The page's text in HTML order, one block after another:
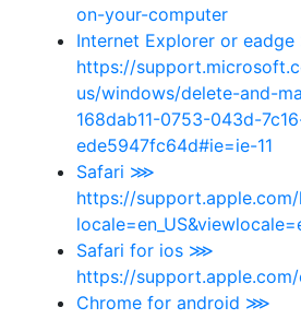
on-your-computer
Internet Explorer or
https://
us/windows/delete-and-
168dab11-0753-043d-
ede5947fc64d#ie=ie-11
Safari ⋙
https://support.apple.com/
Safari for ios ⋙
https://
Chrome for android ⋙